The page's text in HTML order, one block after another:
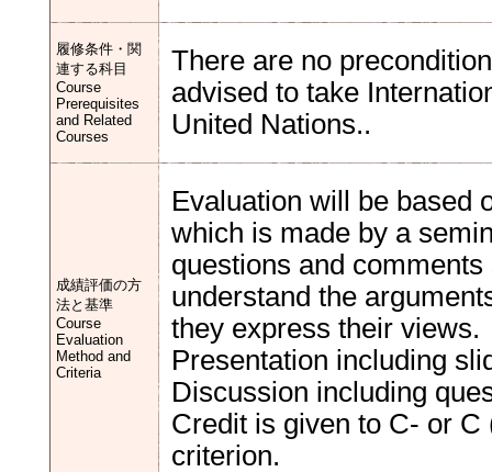
履修条件・関
連する科目
Course
Prerequisites
and Related
Courses
There are no
advised to take
United Nations..
成績評価の方
法と基準
Course
Evaluation
Method and
Criteria
Evaluation will be based
which is made by a
questions and
understand the
they express their views.
Presentation including
Discussion including
Credit is given to C- or
criterion.